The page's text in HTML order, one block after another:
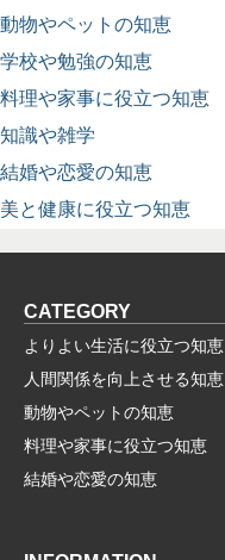
動物やペットの知恵
学校や勉強の知恵
料理や家事に役立つ知恵
知識や雑学
結婚や恋愛の知恵
美と健康に役立つ知恵
CATEGORY
よりよい生活に役立つ知恵
人間関係を向上させる知恵
動物やペットの知恵
料理や家事に役立つ知恵
結婚や恋愛の知恵